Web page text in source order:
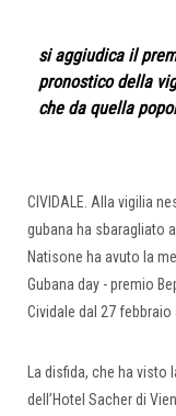
si aggiudica il
pronostico della
che da quella
CIVIDALE. Alla vigilia
gubana ha sbaragliato
Natisone ha avuto la
Gubana day - premio
Cividale dal 27 febbraio
La disfida, che ha
dell’Hotel Sacher di